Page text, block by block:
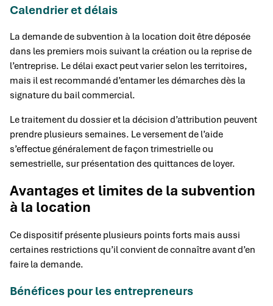
Calendrier et délais
La demande de subvention à la location doit être déposée
dans les premiers mois suivant la création ou la reprise de
l’entreprise. Le délai exact peut varier selon les territoires,
mais il est recommandé d’entamer les démarches dès la
signature du bail commercial.
Le traitement du dossier et la décision d’attribution peuvent
prendre plusieurs semaines. Le versement de l’aide
s’effectue généralement de façon trimestrielle ou
semestrielle, sur présentation des quittances de loyer.
Avantages et limites de la subvention
à la location
Ce dispositif présente plusieurs points forts mais aussi
certaines restrictions qu’il convient de connaître avant d’en
faire la demande.
Bénéfices pour les entrepreneurs